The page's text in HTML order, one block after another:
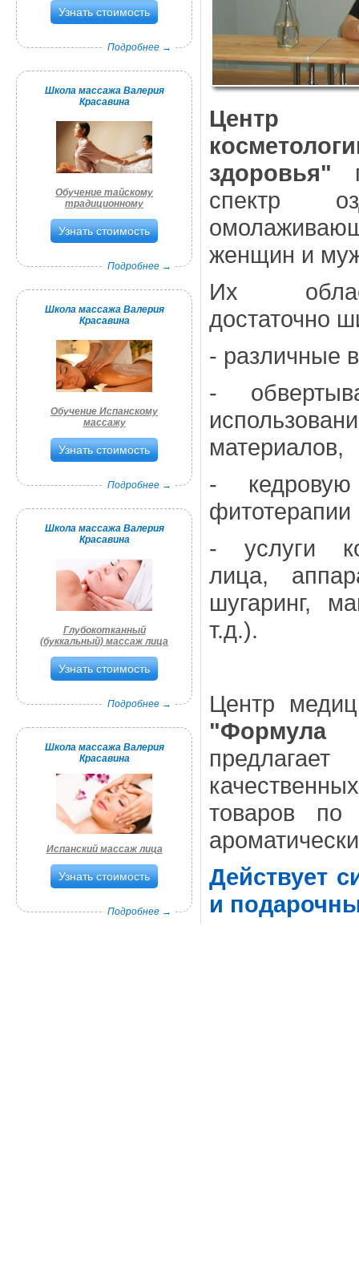
Узнать стоимость
Подробнее →
Школа массажа Валерия
Красавина
Обучение тайскому
традиционному
Узнать стоимость
Подробнее →
Школа массажа Валерия
Красавина
Обучение Испанскому
массажу
Узнать стоимость
Подробнее →
Школа массажа Валерия
Красавина
Глубокотканный
(буккальный) массаж лица
Узнать стоимость
Подробнее →
Школа массажа Валерия
Красавина
Испанский массаж лица
Узнать стоимость
Подробнее →
Центр
здоровья"
спектр
женщин и
Их
достаточно
- различные
-
материалов,
- кедровую
- услуги
лица,
шугаринг,
т.д.).
Центр
"Формула
товаров
Действует
и